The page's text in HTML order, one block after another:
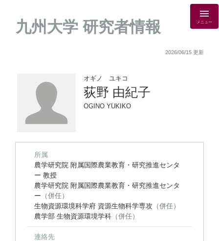
九州大学 研究者情報 メニュー
2026/06/15 更新
オギノ ユキコ
荻野 由紀子
OGINO YUKIKO
所属
農学研究院 附属国際農業教育・研究推進センタ
ー 教授
農学研究院 附属国際農業教育・研究推進センタ
ー （併任）
生物資源環境科学府 資源生物科学専攻 （併任）
農学部 生物資源環境学科 （併任）
連絡先